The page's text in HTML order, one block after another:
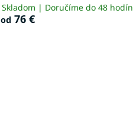
Skladom | Doručíme do 48 hodín
od 76 €